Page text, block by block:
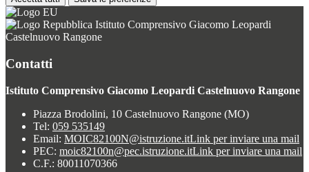
Istituto Comprensivo Giacomo Leopardi
Castelnuovo Rangone
Contatti
Istituto Comprensivo Giacomo Leopardi Castelnuovo Rangone
Piazza Brodolini, 10 Castelnuovo Rangone (MO)
Tel: 059 535149
Email: MOIC82100N@istruzione.itLink per inviare una mail
PEC: moic82100n@pec.istruzione.itLink per inviare una mail
C.F.: 80011070366